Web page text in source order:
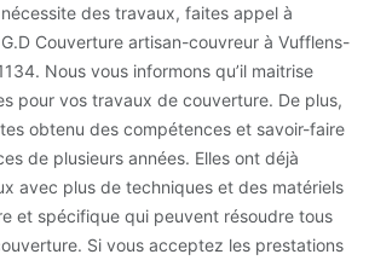
des travaux, faites appel à
G.D Couverture artisan-couvreur à Vufflens-
Nous vous informons qu’il maitrise
pour vos travaux de couverture. De plus,
obtenu des compétences et savoir-faire
de plusieurs années. Elles ont déjà
avec plus de techniques et des matériels
et spécifique qui peuvent résoudre tous
Si vous acceptez les prestations